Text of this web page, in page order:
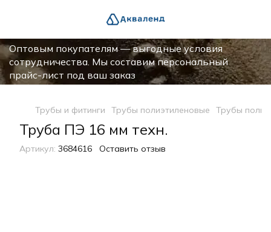
Оптовым покупателям — выгодные условия
сотрудничества. Мы составим персональный
прайс-лист под ваш заказ
Трубы и фитинги Трубы полиэтиленовые Трубы
Труба ПЭ 16 мм техн.
Артикул: 3684616 Оставить отзыв